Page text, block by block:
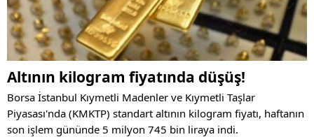
Altının kilogram fiyatında düşüş!
Borsa İstanbul Kıymetli Madenler ve Kıymetli Taşlar
Piyasası'nda (KMKTP) standart altının kilogram fiyatı, haftanın
son işlem gününde 5 milyon 745 bin liraya indi.